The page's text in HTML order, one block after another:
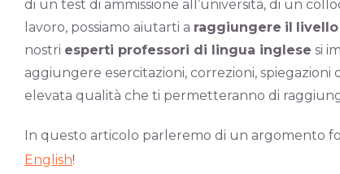
di un test di ammissione all’università, di un
lavoro, possiamo aiutarti a raggiungere il livello
nostri esperti professori di lingua inglese si
aggiungere esercitazioni, correzioni,
elevata qualità che ti permetteranno di
In questo articolo parleremo di un argomento
English!